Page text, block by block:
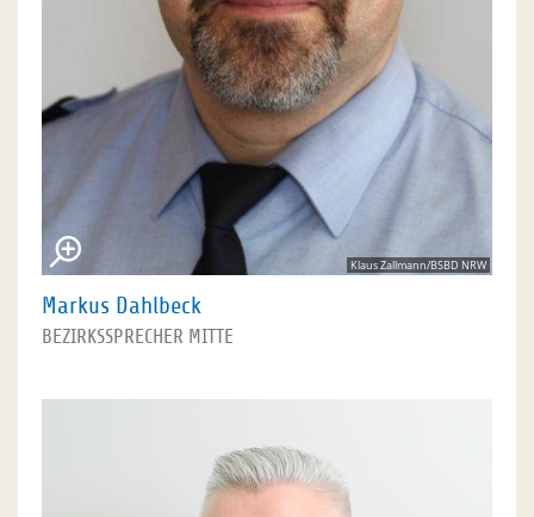
Klaus Zallmann/BSBD NRW
Markus Dahlbeck
BEZIRKSSPRECHER MITTE